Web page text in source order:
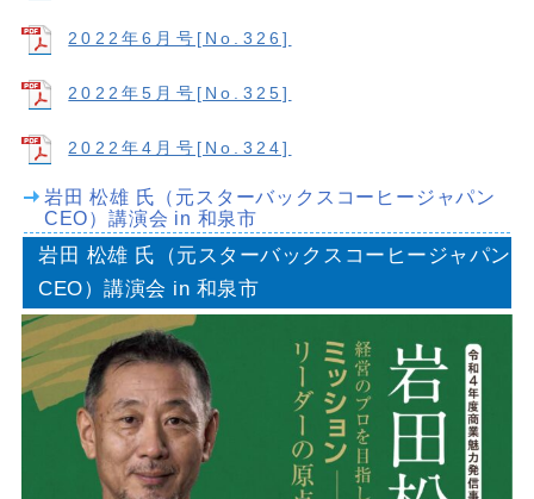
2022年6月号[No.326]
2022年5月号[No.325]
2022年4月号[No.324]
岩田 松雄 氏（元スターバックスコーヒージャパン
CEO）講演会 in 和泉市
岩田 松雄 氏（元スターバックスコーヒージャパン
CEO）講演会 in 和泉市